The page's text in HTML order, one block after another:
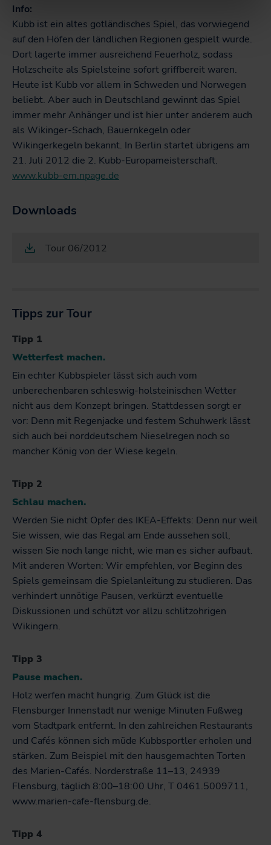
Info:
Kubb ist ein altes gotländisches Spiel, das vorwiegend
auf den Höfen der ländlichen Regionen gespielt wurde.
Dort lagerte immer ausreichend Feuerholz, sodass
Holzscheite als Spielsteine sofort griffbereit waren.
Heute ist Kubb vor allem in Schweden und Norwegen
beliebt. Aber auch in Deutschland gewinnt das Spiel
immer mehr Anhänger und ist hier unter anderem auch
als Wikinger-Schach, Bauernkegeln oder
Wikingerkegeln bekannt. In Berlin startet übrigens am
21. Juli 2012 die 2. Kubb-Europameisterschaft.
www.kubb-em.npage.de
Downloads
Tour 06/2012
Tipps zur Tour
Tipp 1
Wetterfest machen.
Ein echter Kubbspieler lässt sich auch vom
unberechenbaren schleswig-holsteinischen Wetter
nicht aus dem Konzept bringen. Stattdessen sorgt er
vor: Denn mit Regenjacke und festem Schuhwerk lässt
sich auch bei norddeutschem Nieselregen noch so
mancher König von der Wiese kegeln.
Tipp 2
Schlau machen.
Werden Sie nicht Opfer des IKEA-Effekts: Denn nur weil
Sie wissen, wie das Regal am Ende aussehen soll,
wissen Sie noch lange nicht, wie man es sicher aufbaut.
Mit anderen Worten: Wir empfehlen, vor Beginn des
Spiels gemeinsam die Spielanleitung zu studieren. Das
verhindert unnötige Pausen, verkürzt eventuelle
Diskussionen und schützt vor allzu schlitzohrigen
Wikingern.
Tipp 3
Pause machen.
Holz werfen macht hungrig. Zum Glück ist die
Flensburger Innenstadt nur wenige Minuten Fußweg
vom Stadtpark entfernt. In den zahlreichen Restaurants
und Cafés können sich müde Kubbsportler erholen und
stärken. Zum Beispiel mit den hausgemachten Torten
des Marien-Cafés. Norderstraße 11–13, 24939
Flensburg, täglich 8:00–18:00 Uhr, T 0461.5009711,
www.marien-cafe-flensburg.de.
Tipp 4